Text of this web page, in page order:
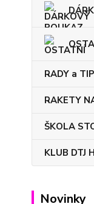
RADY a
RAKETY
ŠKOLA
KLUB DTJ
Novinky